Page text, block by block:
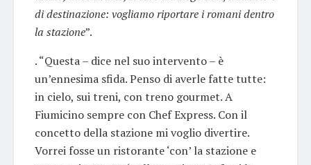
di destinazione: vogliamo riportare i romani dentro
la stazione”.
. “Questa – dice nel suo intervento – è
un’ennesima sfida. Penso di averle fatte tutte:
in cielo, sui treni, con treno gourmet. A
Fiumicino sempre con Chef Express. Con il
concetto della stazione mi voglio divertire.
Vorrei fosse un ristorante ‘con’ la stazione e